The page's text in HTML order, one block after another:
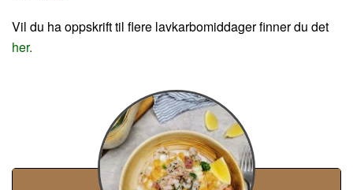
Vil du ha oppskrift til flere lavkarbomiddager finner du det
her.